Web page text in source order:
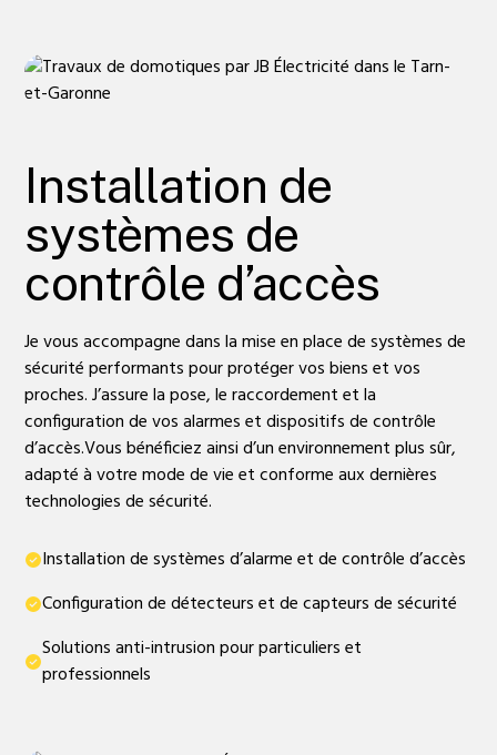
Installation de
systèmes de
contrôle d’accès
Je vous accompagne dans la mise en place de systèmes de
sécurité performants pour protéger vos biens et vos
proches. J’assure la pose, le raccordement et la
configuration de vos alarmes et dispositifs de contrôle
d’accès.Vous bénéficiez ainsi d’un environnement plus sûr,
adapté à votre mode de vie et conforme aux dernières
technologies de sécurité.
Installation de systèmes d’alarme et de contrôle d’accès
Configuration de détecteurs et de capteurs de sécurité
Solutions anti-intrusion pour particuliers et
professionnels